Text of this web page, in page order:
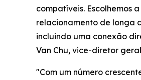
compatíveis. Escolhemos
relacionamento de longa
incluindo uma conexão
Van Chu, vice-diretor
"Com um número